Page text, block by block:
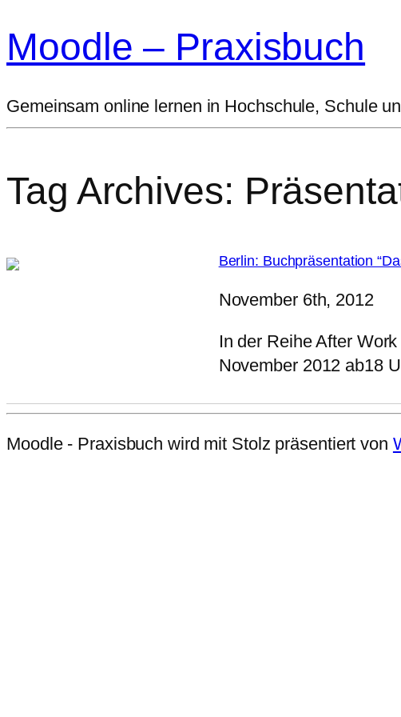
Moodle – Praxisbuch
Gemeinsam online lernen in Hochschule, Schule
Tag Archives:
Berlin: Buchpräsentation
November 6th, 2012
In der Reihe After
November 2012 ab18
Moodle - Praxisbuch wird mit Stolz präsentiert von